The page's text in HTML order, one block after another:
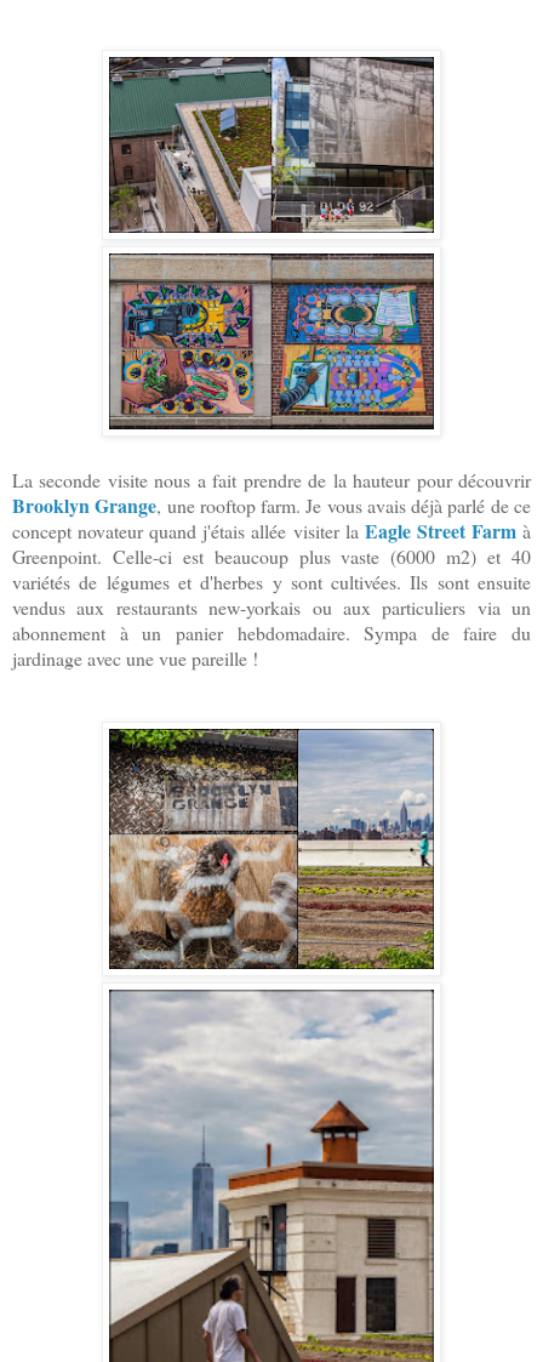
La seconde visite nous a fait prendre de la hauteur pour découvrir
Brooklyn Grange, une rooftop farm. Je vous avais déjà parlé de ce
concept novateur quand j'étais allée visiter la Eagle Street Farm à
Greenpoint. Celle-ci est beaucoup plus vaste (6000 m2) et 40
variétés de légumes et d'herbes y sont cultivées. Ils sont ensuite
vendus aux restaurants new-yorkais ou aux particuliers via un
abonnement à un panier hebdomadaire. Sympa de faire du
jardinage avec une vue pareille !